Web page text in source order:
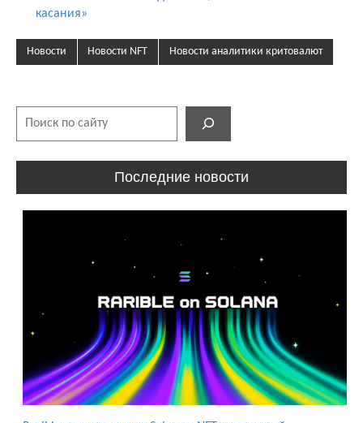
касания»
Новости Новости NFT Новости аналитики критовалют
Последние новости